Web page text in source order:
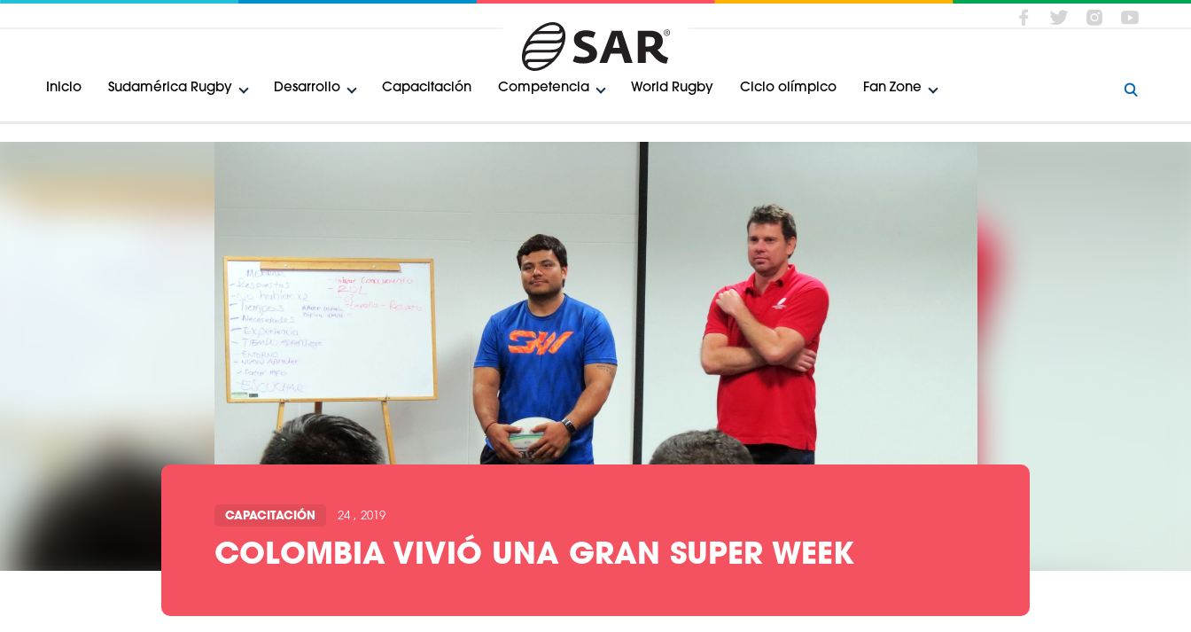
Inicio Sudamérica Rugby Desarrollo Capacitación Competencia World Rugby Ciclo olímpico Fan Zone
CAPACITACIÓN 24 , 2019
COLOMBIA VIVIÓ UNA GRAN SUPER WEEK